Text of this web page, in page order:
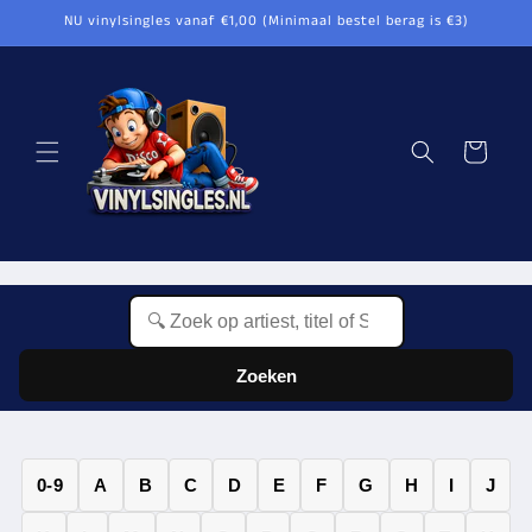
zum
Inhalt
NU vinylsingles vanaf €1,00 (Minimaal bestel berag is €3)
Warenkorb
Zoeken
0-9 A B C D E F G H I J